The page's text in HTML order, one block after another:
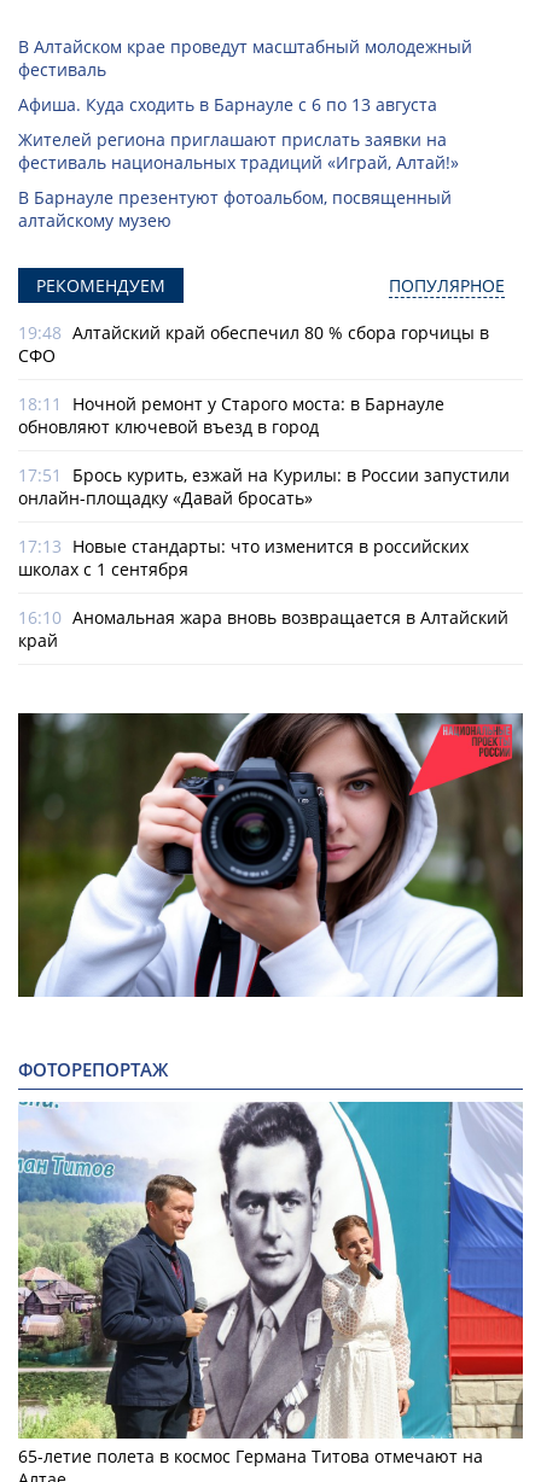
В Алтайском крае проведут масштабный молодежный
фестиваль
Афиша. Куда сходить в Барнауле с 6 по 13 августа
Жителей региона приглашают прислать заявки на
фестиваль национальных традиций «Играй, Алтай!»
В Барнауле презентуют фотоальбом, посвященный
алтайскому музею
РЕКОМЕНДУЕМ ПОПУЛЯРНОЕ
19:48 Алтайский край обеспечил 80 % сбора горчицы в
СФО
18:11
Ночной ремонт у Старого моста: в Барнауле
обновляют ключевой въезд в город
17:51
Брось курить, езжай на Курилы: в России запустили
онлайн-­площадку «Давай бросать»
17:13 Новые стандарты: что изменится в российских
школах с 1 сентября
16:10 Аномальная жара вновь возвращается в Алтайский
край
ФОТОРЕПОРТАЖ
65-летие полета в космос Германа Титова отмечают на